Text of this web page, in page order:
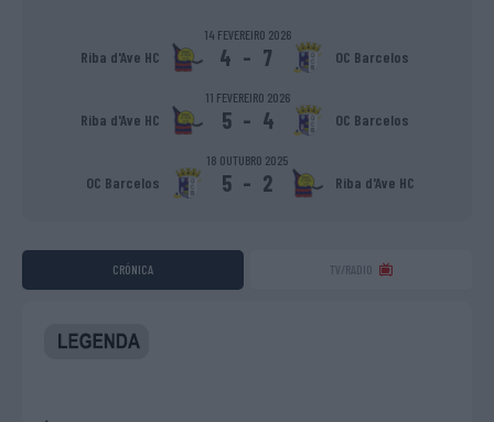
14 FEVEREIRO 2026
Riba d'Ave HC 4 - 7 OC Barcelos
11 FEVEREIRO 2026
Riba d'Ave HC 5 - 4 OC Barcelos
18 OUTUBRO 2025
OC Barcelos 5 - 2 Riba d'Ave HC
CRÓNICA TV/RADIO